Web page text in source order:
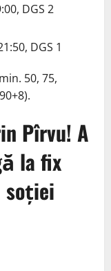
DGS 2
DGS 1
50, 75,
Pîrvu! A
la fix
soției